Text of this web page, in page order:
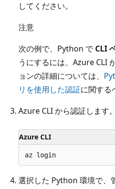
してください。
注意
次の例で、Python でCLI
うにするには、Azure CLI
ョンの詳細については、
リを使用した認証に関する
Azure CLI から認証します。
Azure CLI
選択した Python 環境で、